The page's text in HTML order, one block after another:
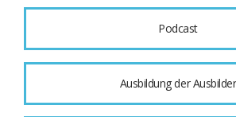
Podcast
Ausbildung der Ausbilder